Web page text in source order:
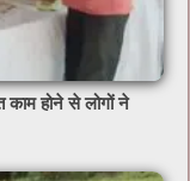
काम होने से लोगों ने